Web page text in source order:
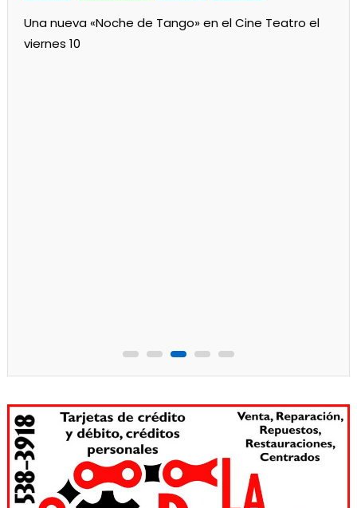
Una nueva «Noche de Tango» en el Cine Teatro el
viernes 10